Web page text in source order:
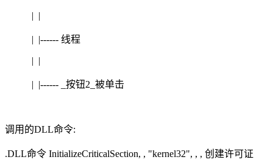
| |
| |------ 线程
| |
| |------ _按钮2_被单击
调用的DLL命令:
.DLL命令 InitializeCriticalSection, , "kernel32", , , 创建许可证